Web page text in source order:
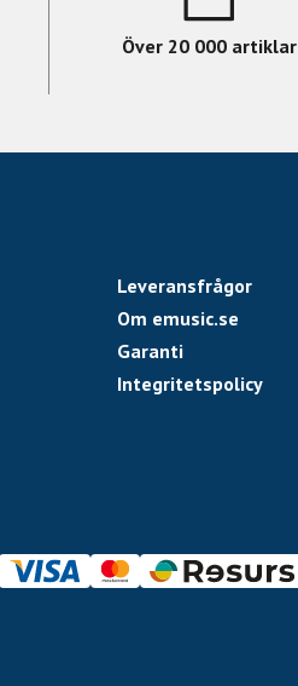
Över 20 000 artiklar
Leveransfrågor
Om emusic.se
Garanti
Integritetspolicy